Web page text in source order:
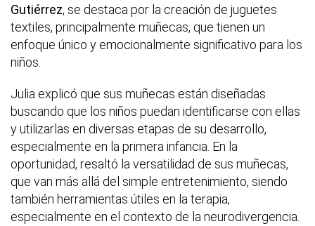
Gutiérrez, se destaca por la creación de juguetes
textiles, principalmente muñecas, que tienen un
enfoque único y emocionalmente significativo para los
niños.
Julia explicó que sus muñecas están diseñadas
buscando que los niños puedan identificarse con ellas
y utilizarlas en diversas etapas de su desarrollo,
especialmente en la primera infancia. En la
oportunidad, resaltó la versatilidad de sus muñecas,
que van más allá del simple entretenimiento, siendo
también herramientas útiles en la terapia,
especialmente en el contexto de la neurodivergencia.